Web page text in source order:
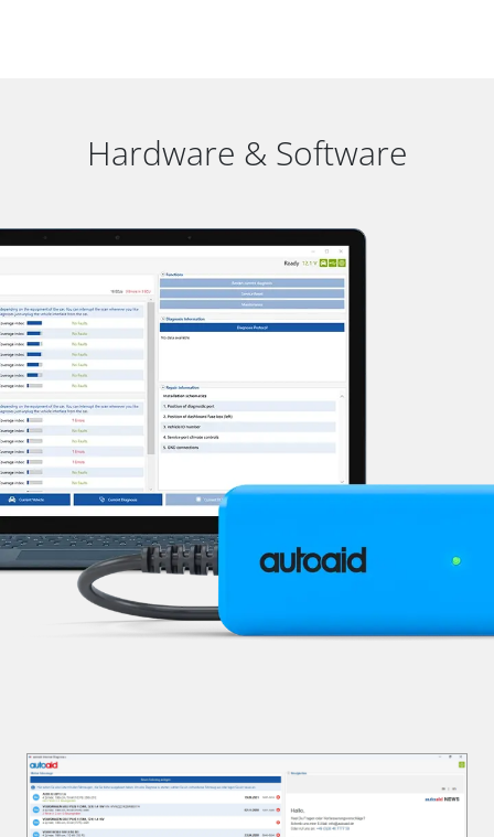
Hardware & Software